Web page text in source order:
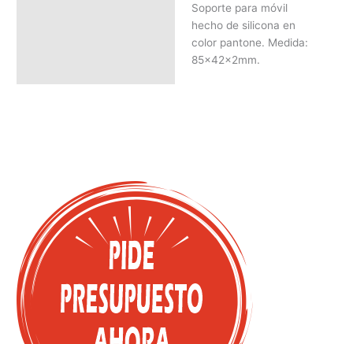
Soporte para móvil
hecho de silicona en
color pantone. Medida:
85x42x2mm.